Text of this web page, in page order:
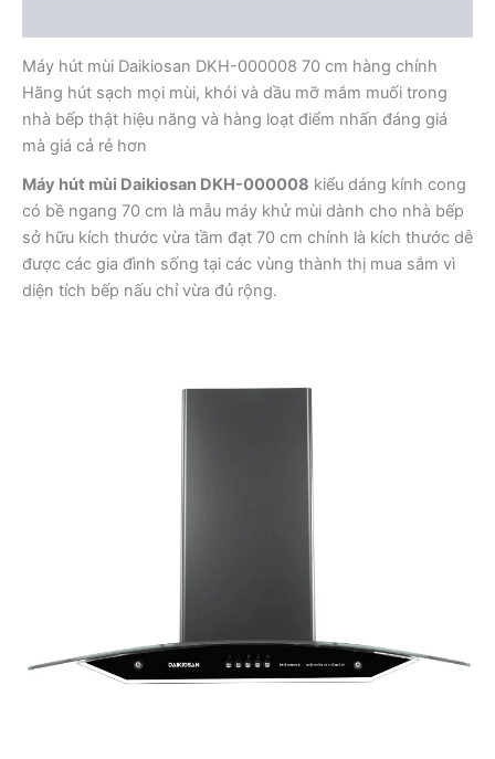
lượng
Máy hút mùi Daikiosan DKH-000008 70 cm hàng chính
Hãng hút sạch mọi mùi, khói và dầu mỡ mắm muối trong
nhà bếp thật hiệu năng và hàng loạt điểm nhấn đáng giá
mà giá cả rẻ hơn
Máy hút mùi Daikiosan DKH-000008 kiểu dáng kính cong
có bề ngang 70 cm là mẫu máy khử mùi dành cho nhà bếp
sở hữu kích thước vừa tầm đạt 70 cm chính là kích thước dễ
được các gia đình sống tại các vùng thành thị mua sắm vì
diện tích bếp nấu chỉ vừa đủ rộng.